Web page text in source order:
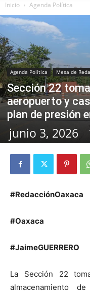
Inicio Agenda Política
Agenda Política Mesa de
Sección 22
aeropuerto y
plan de presión
junio 3, 2026
#RedacciónOaxaca
#Oaxaca
#JaimeGUERRERO
La Sección 22
almacenamiento